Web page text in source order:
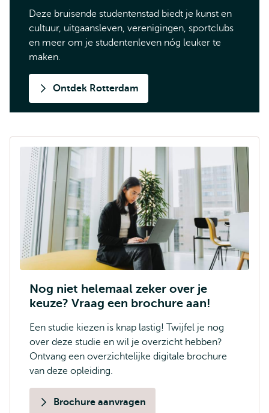
Deze bruisende studentenstad biedt je kunst en
cultuur, uitgaansleven, verenigingen, sportclubs
en meer om je studentenleven nóg leuker te
maken.
Ontdek Rotterdam
Nog niet helemaal zeker over je
keuze? Vraag een brochure aan!
Een studie kiezen is knap lastig! Twijfel je nog
over deze studie en wil je overzicht hebben?
Ontvang een overzichtelijke digitale brochure
van deze opleiding.
Brochure aanvragen